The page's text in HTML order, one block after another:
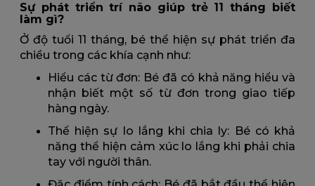
Sự phát triển trí não giúp trẻ 11 tháng biết
làm gì?
Ở độ tuổi 11 tháng, bé thể hiện sự phát triển đa
chiều trong các khía cạnh như:
Hiểu các từ đơn: Bé đã có khả năng hiểu và
nhận biết một số từ đơn trong giao tiếp
hàng ngày.
Thể hiện sự lo lắng khi chia ly: Bé có khả
năng thể hiện cảm xúc lo lắng khi phải chia
tay với người thân.